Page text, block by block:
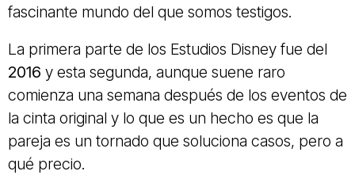
fascinante mundo del que somos testigos.
La primera parte de los Estudios Disney fue del
2016 y esta segunda, aunque suene raro
comienza una semana después de los eventos de
la cinta original y lo que es un hecho es que la
pareja es un tornado que soluciona casos, pero a
qué precio.